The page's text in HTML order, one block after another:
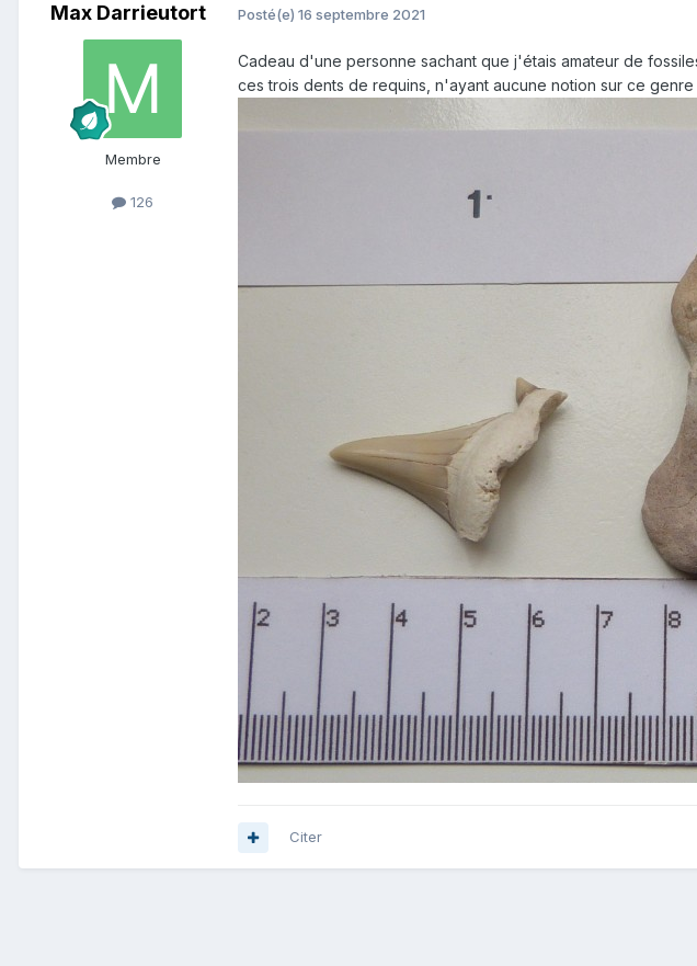
Max Darrieutort
Membre
126
Posté(e) 16 septembre 2021
Cadeau d'une personne sachant que j'étais amateur de
ces trois dents de requins, n'ayant aucune notion sur ce
Citer